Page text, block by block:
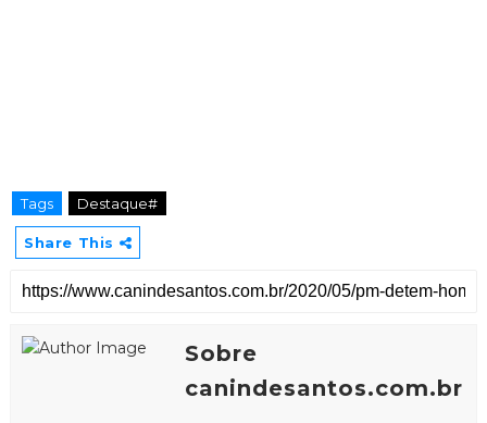
Tags Destaque#
Share This
Sobre
canindesantos.com.br